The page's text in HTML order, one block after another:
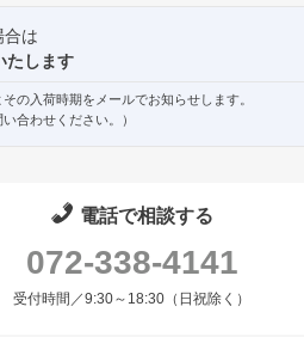
合は
たします
の入荷時期をメールでお知らせします。
合わせください。）
電話で相談する
072-338-4141
受付時間／9:30～18:30（日祝除く）